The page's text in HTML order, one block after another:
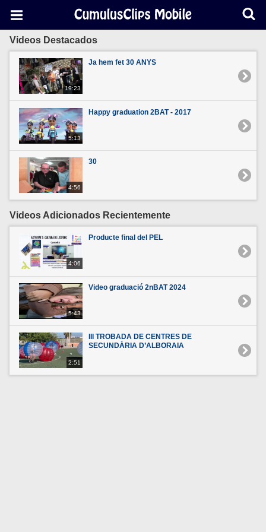
Videos Destacados
19:23
Ja hem fet 30 ANYS
5:13
Happy graduation 2BAT - 2017
4:56
30
Videos Adicionados Recientemente
4:06
Producte final del PEL
5:43
Video graduació 2nBAT 2024
2:51
III TROBADA DE CENTRES DE
SECUNDÀRIA D’ALBORAIA